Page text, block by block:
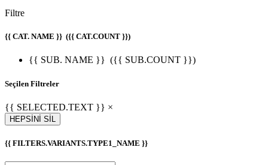
Filtre
{{ CAT. NAME }} ({{ CAT.COUNT }})
{{ SUB. NAME }} ({{ SUB.COUNT }})
Seçilen Filtreler
{{ SELECTED.TEXT }} ×
HEPSİNİ SİL
{{ FILTERS.VARIANTS.TYPE1_NAME }}